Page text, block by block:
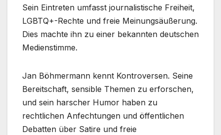
Sein Eintreten umfasst journalistische Freiheit,
LGBTQ+-Rechte und freie Meinungsäußerung.
Dies machte ihn zu einer bekannten deutschen
Medienstimme.
Jan Böhmermann kennt Kontroversen. Seine
Bereitschaft, sensible Themen zu erforschen,
und sein harscher Humor haben zu
rechtlichen Anfechtungen und öffentlichen
Debatten über Satire und freie